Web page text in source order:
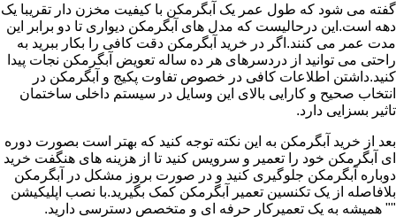
گفته می شود که طول عمر یک آبگرمکن با کیفیت مخزن دار تقریبا یک
دهه است.این درحالیست که مدل های آبگرمکن دیواری تا دو برابر این
مدت عمر می کنند.اگر در خرید آبگرمکن دقت کافی را بکار ببرید به
راحتی می توانید از دردسرهای هر ده ساله تعویض آبگرمکن نجات پیدا
کنید.داشتن اطلاعات کافی در خصوص تفاوت پکیج و آبگرمکن در
انتخاب صحیح و کارایی بالای این وسایل در سیستم داخلی ساختمان
تاثیر بسزایی دارد.
بعد از خرید آبگرمکن به این نکته توجه کنید که بهتر است بصورت دوره
ای آبگرمکن خود را تعمیر و سرویس کنید تا از هزینه های هنگفت خرید
دوباره آبگرمکن جلوگیری کنید و در صورت بروز مشکل در آبگرمکن
بلافاصله از یک تکنسین تعمیر آبگرمکن کمک بگیرید.با نصب اپلیکیشن
"" همیشه به یک تعمیرکار حرفه ای و متخصص دسترسی دارید.